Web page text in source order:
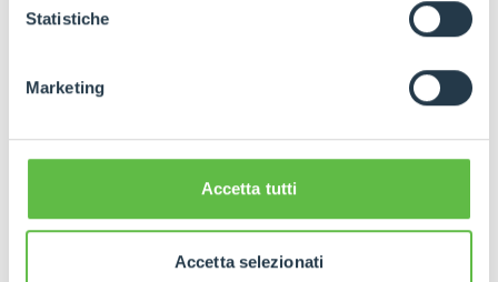
GDPR abbiamo predisposto una
apposita procedura.
Statistiche
Marketing
Accetta tutti
Accetta selezionati